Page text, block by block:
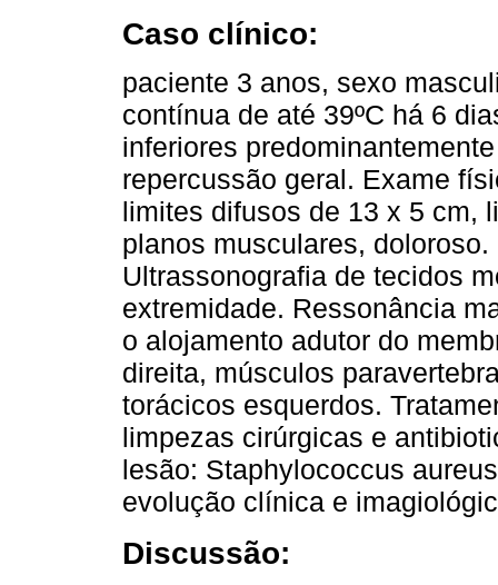
Caso clínico:
paciente 3 anos, sexo
contínua de até 39ºC há 6
inferiores
repercussão geral. Exame
limites difusos de 13 x 5 cm,
planos musculares,
Ultrassonografia de tecidos
extremidade. Ressonância
o alojamento adutor do
direita, músculos
torácicos esquerdos.
limpezas cirúrgicas e
lesão: Staphylococcus
evolução clínica e
Discussão: